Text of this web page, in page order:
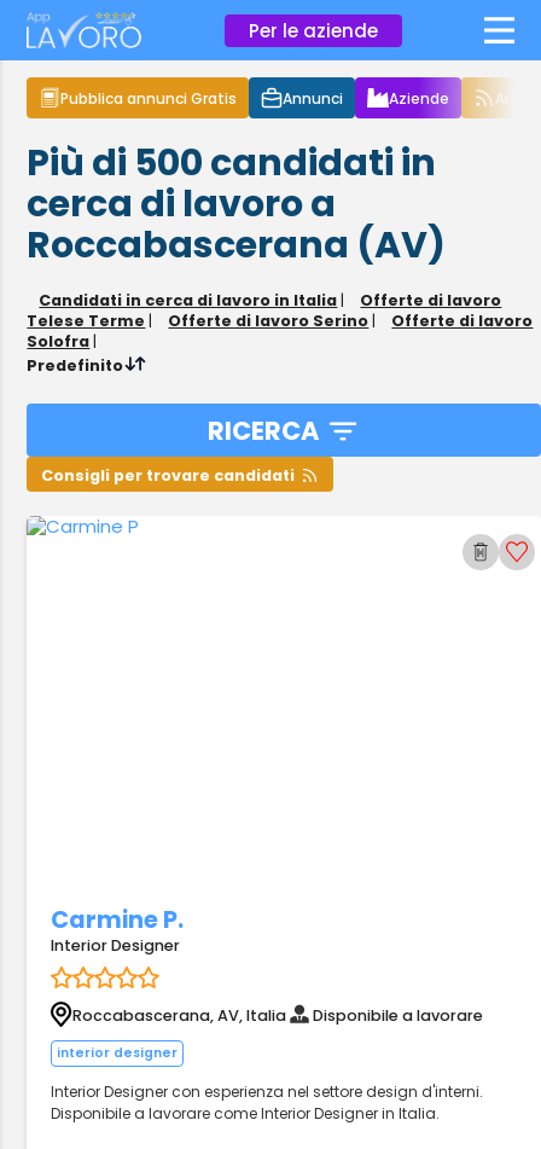
Per le aziende ×
Pubblica annunci Gratis Annunci Aziende
Più di 500candidati in
cerca di lavoroa
Roccabascerana (AV)
Candidati in cerca di lavoro in Italia |
Offerte di lavoro
Telese Terme | Offerte di lavoro Serino |
Offerte di lavoro
Solofra |
Predefinito
RICERCA
Consigli per trovare candidati
Carmine P.
Interior Designer
Roccabascerana, AV, Italia Disponibile a lavorare
interior designer
Interior Designer con esperienza nel settore design d'interni.
Disponibile a lavorare come Interior Designer in Italia.